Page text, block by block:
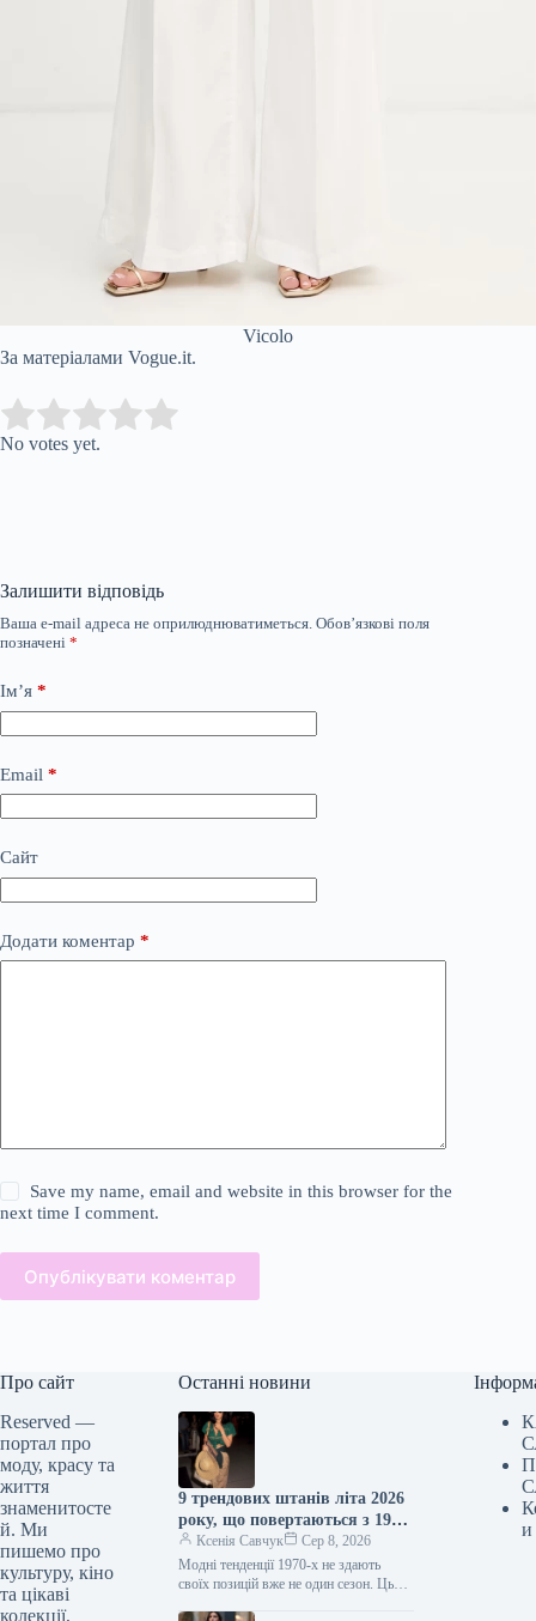
Vicolo
За матеріалами Vogue.it.
Rate this item:
No votes yet.
Залишити відповідь
Ваша e-mail адреса не оприлюднюватиметься. Обов’язкові поля
позначені *
Ім’я *
Email *
Сайт
Додати коментар *
Save my name, email and website in this browser for the
next time I comment.
Опублікувати коментар
Про сайт
Reserved —
портал про
моду, красу та
життя
знаменитосте
й. Ми
пишемо про
культуру, кіно
та цікаві
колекції,
Останні новини
9 трендових штанів літа 2026
року, що повертаються з 1970-
х
Ксенія Савчук
Сер 8, 2026
Модні тенденції 1970-х не здають
своїх позицій вже не один сезон. Цього
и